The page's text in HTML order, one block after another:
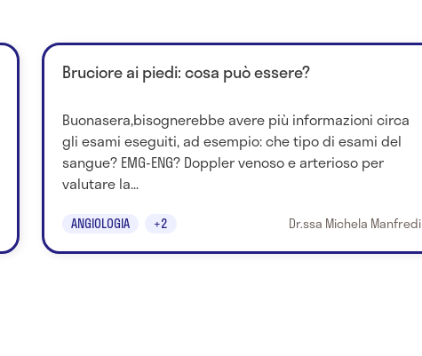
Bruciore ai piedi: cosa può essere?
Buonasera,bisognerebbe avere più informazioni circa
gli esami eseguiti, ad esempio: che tipo di esami del
sangue? EMG-ENG? Doppler venoso e arterioso per
valutare la...
ANGIOLOGIA +2 Dr.ssa Michela Manfredi